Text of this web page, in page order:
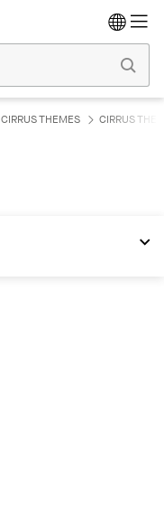
CIRRUS THEMES CIRRUS